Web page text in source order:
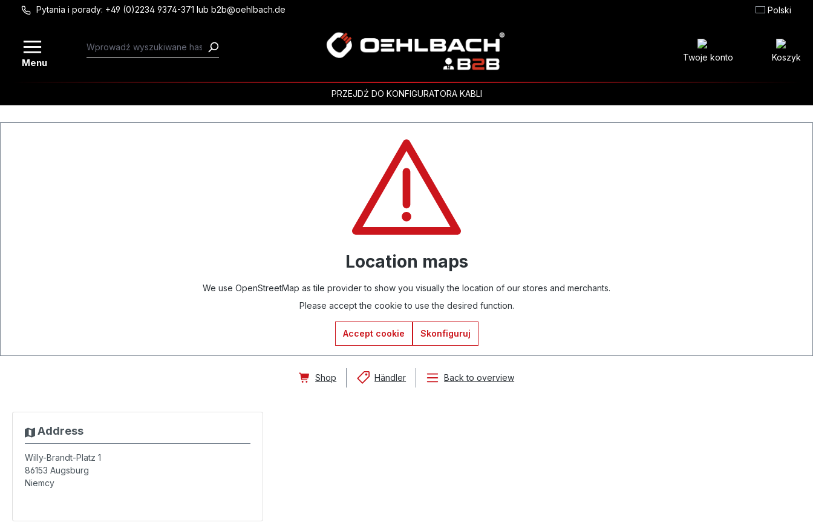
Przejdź do głównej zawartości
Pytania i porady: +49 (0)2234 9374-371 lub b2b@oehlbach.de Polski
Menu Twoje konto Koszyk
PRZEJDŹ DO KONFIGURATORA KABLI
Location maps
We use OpenStreetMap as tile provider to show you visually the location of our stores and merchants.
Please accept the cookie to use the desired function.
Accept cookie Skonfiguruj
Shop Händler Back to overview
Address
Willy-Brandt-Platz 1
86153 Augsburg
Niemcy